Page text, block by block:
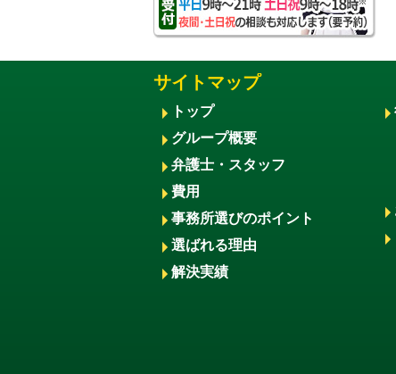
サイトマップ
トップ
グループ概要
弁護士・スタッフ
費用
事務所選びのポイント
選ばれる理由
解決実績